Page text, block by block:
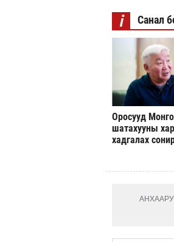
i Санал
Оросууд
шатахууны
хадгалах